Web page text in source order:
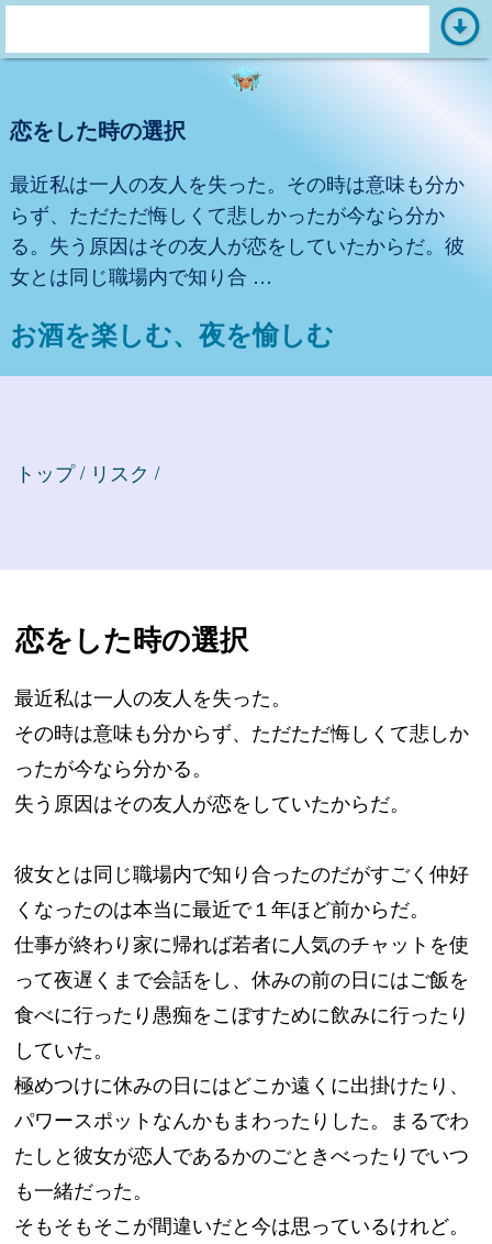
恋をした時の選択
最近私は一人の友人を失った。その時は意味も分か
らず、ただただ悔しくて悲しかったが今なら分か
る。失う原因はその友人が恋をしていたからだ。彼
女とは同じ職場内で知り合 …
お酒を楽しむ、夜を愉しむ
恋をした時の選択
最近私は一人の友人を失った。
その時は意味も分からず、ただただ悔しくて悲しか
ったが今なら分かる。
失う原因はその友人が恋をしていたからだ。
彼女とは同じ職場内で知り合ったのだがすごく仲好
くなったのは本当に最近で１年ほど前からだ。
仕事が終わり家に帰れば若者に人気のチャットを使
って夜遅くまで会話をし、休みの前の日にはご飯を
食べに行ったり愚痴をこぼすために飲みに行ったり
していた。
極めつけに休みの日にはどこか遠くに出掛けたり、
パワースポットなんかもまわったりした。まるでわ
たしと彼女が恋人であるかのごときべったりでいつ
も一緒だった。
そもそもそこが間違いだと今は思っているけれど。
e
r
h
arrow_circle_down
トップ / リスク /